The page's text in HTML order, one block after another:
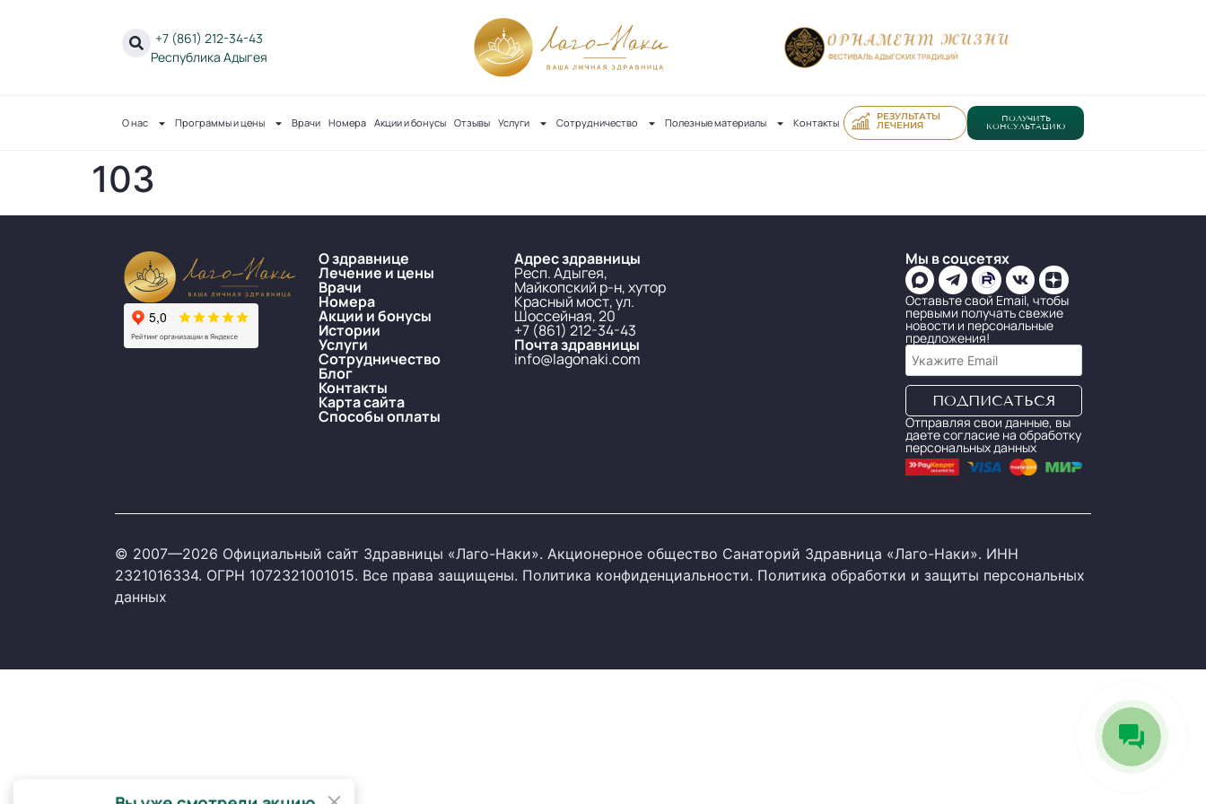
+7 (861) 212-34-43
Республика Адыгея
О нас Программы и цены Врачи Номера Акции и бонусы Отзывы Услуги Сотрудничество Полезные материалы Контакты РЕЗУЛЬТАТЫ
ЛЕЧЕНИЯ
ПОЛУЧИТЬ
КОНСУЛЬТАЦИЮ
103
О здравнице
Лечение и цены
Врачи
Номера
Акции и бонусы
Истории
Услуги
Сотрудничество
Блог
Контакты
Карта сайта
Способы оплаты
Адрес здравницы
Респ. Адыгея,
Майкопский р-н, хутор
Красный мост, ул.
Шоссейная, 20
+7 (861) 212-34-43
Почта здравницы
info@lagonaki.com
Мы в соцсетях
Оставьте свой Email, чтобы
первыми получать свежие
новости и персональные
предложения!
Отправляя свои данные, вы
даете согласие на обработку
персональных данных
© 2007—2026 Официальный сайт Здравницы «Лаго-Наки». Акционерное общество Санаторий Здравница «Лаго-Наки». ИНН
2321016334. ОГРН 1072321001015. Все права защищены. Политика конфиденциальности. Политика обработки и защиты персональных
данных